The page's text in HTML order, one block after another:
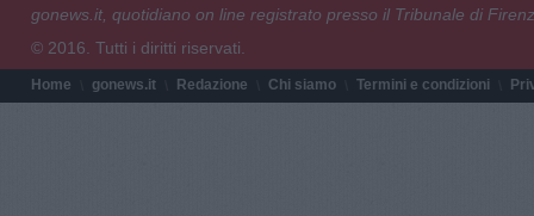
gonews.it, quotidiano on line registrato presso il Tribunale di
© 2016. Tutti i diritti riservati.
Home gonews.it Redazione Chi siamo Termini e condizioni